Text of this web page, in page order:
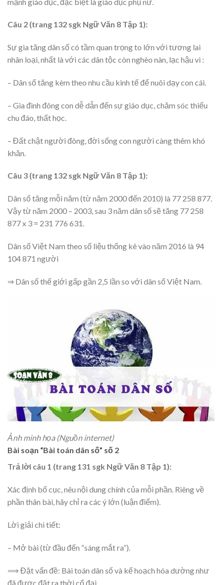
Câu 2 (trang 132 sgk Ngữ Văn 8 Tập 1):
Sự gia tăng dân số có tầm quan trọng to lớn với tương lai
nhân loại, nhất là với các dân tộc còn nghèo nàn, lạc hậu vì :
– Dân số tăng kèm theo nhu cầu kinh tế để nuôi dạy con cái.
– Gia đình đông con dễ dẫn đến sự giáo dục, chăm sóc thiếu
chu đáo, thất học.
– Đất chật người đông, đời sống con người càng thêm khó
khăn.
Câu 3 (trang 132 sgk Ngữ Văn 8 Tập 1):
Dân số tăng mỗi năm (từ năm 2000 đến 2010) là 77 258 877.
Vậy từ năm 2000 – 2003, sau 3 năm dân số sẽ tăng 77 258
877 x 3 = 231 776 631.
Dân số Việt Nam theo số liệu thống kê vào năm 2016 là 94
104 871 người
⇒ Dân số thế giới gấp gần 2,5 lần so với dân số Việt Nam.
Ảnh minh họa (Nguồn internet)
Bài soạn “Bài toán dân số” số 2
Trả lời câu 1 (trang 131 sgk Ngữ Văn 8 Tập 1):
Xác định bố cục, nêu nội dung chính của mỗi phần. Riêng về
phần thân bài, hãy chỉ ra các ý lớn (luận điểm).
Lời giải chi tiết:
– Mở bài (từ đầu đến “sáng mắt ra”).
⟹ Đặt vấn đề: Bài toán dân số và kế hoạch hóa dường như
đã được đặt ra thời cổ đại.